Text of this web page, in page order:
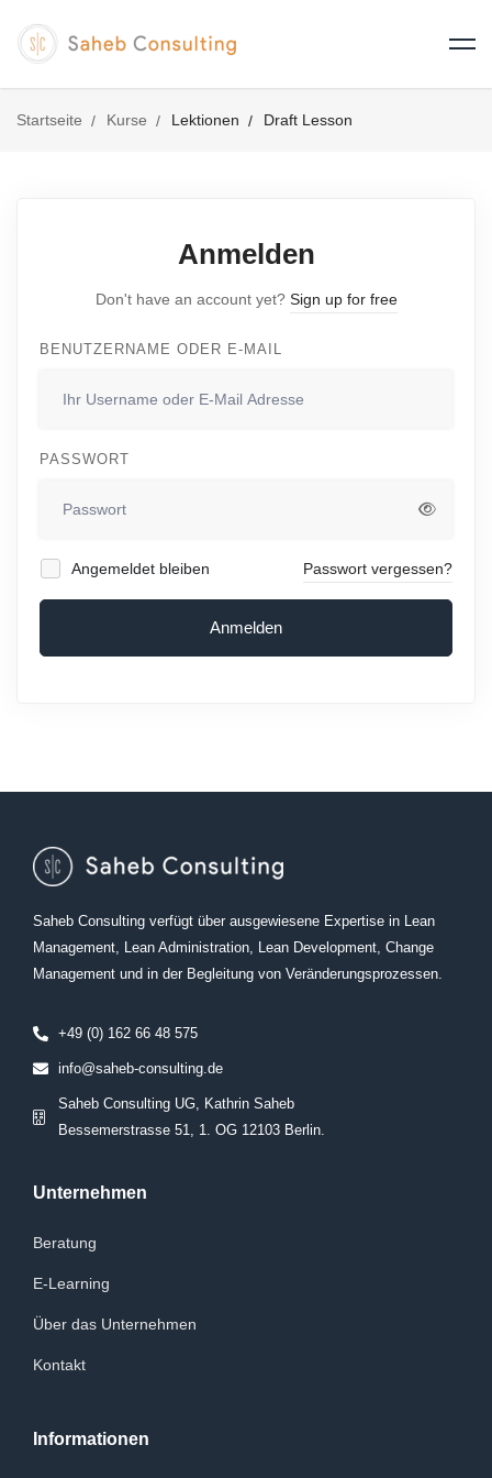
Startseite Kurse Lektionen Draft Lesson
Anmelden
Don't have an account yet? Sign up for free
BENUTZERNAME ODER E-MAIL
PASSWORT
Angemeldet bleiben Passwort vergessen?
Anmelden
Saheb Consulting verfügt über ausgewiesene Expertise in Lean
Management, Lean Administration, Lean Development, Change
Management und in der Begleitung von Veränderungsprozessen.
+49 (0) 162 66 48 575
info@saheb-consulting.de
Saheb Consulting UG, Kathrin Saheb
Bessemerstrasse 51, 1. OG 12103 Berlin.
Unternehmen
Beratung
E-Learning
Über das Unternehmen
Kontakt
Informationen